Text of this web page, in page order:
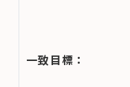
一致目標：